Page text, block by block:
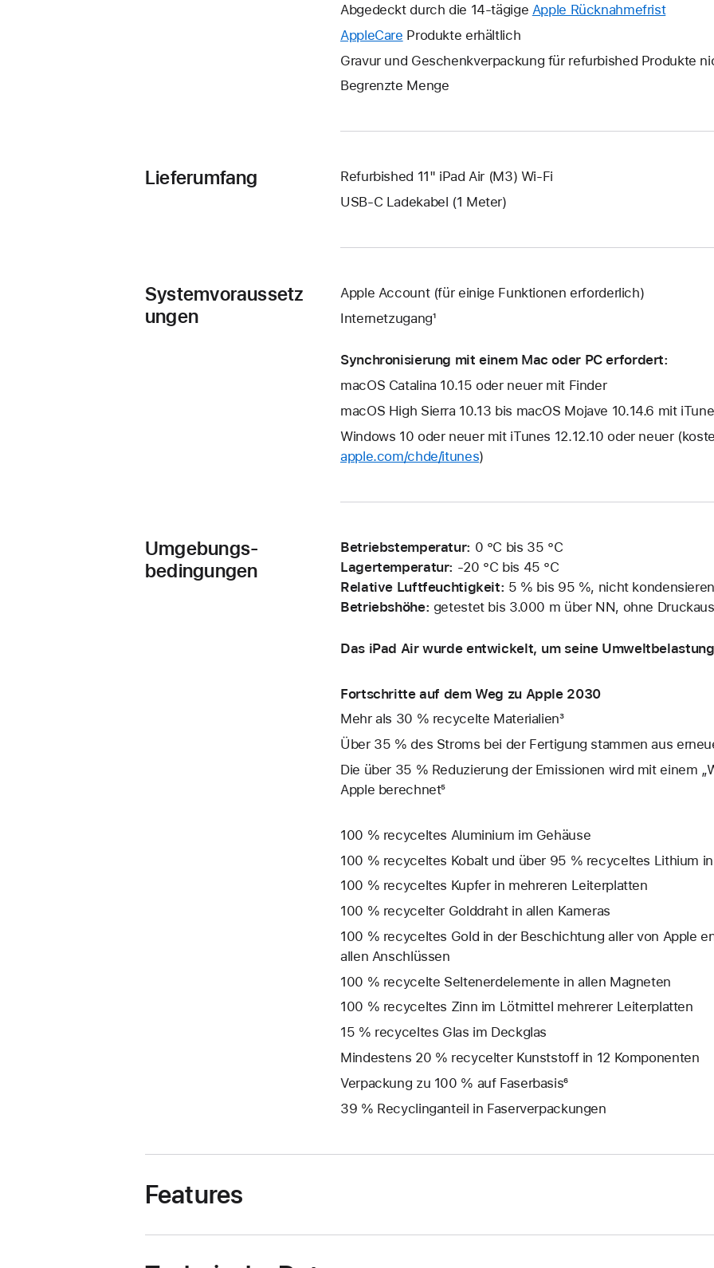
Abgedeckt durch die 14-tägige Apple RücknahmefristEin
wird
AppleCare Ein
neues
wird
Produkte erhältlich
Gravur und Geschenkverpackung für refurbished Produkte
Begrenzte Menge
Lieferumfang
Refurbished 11" iPad Air (M3) Wi-Fi
USB‑C Ladekabel (1 Meter)
Systemvoraussetz
ungen
Apple Account (für einige Funktionen erforderlich)
Internetzugang¹
Synchronisierung mit einem Mac oder PC erfordert:
macOS Catalina 10.15 oder neuer mit Finder
macOS High Sierra 10.13 bis macOS Mojave 10.14.6 mit
Windows 10 oder neuer mit iTunes 12.12.10 oder neuer
apple.com/chde/itunes)
Umgebungs-
bedingungen
Betriebstemperatur: 0 °C bis 35 °C
Lagertemperatur: ‑20 °C bis 45 °C
Relative Luftfeuchtigkeit: 5 % bis 95 %, nicht
Betriebshöhe: getestet bis 3.000 m über NN, ohne
Das iPad Air wurde entwickelt, um seine
Fortschritte auf dem Weg zu Apple 2030
Mehr als 30 % recycelte Materialien³
Über 35 % des Stroms bei der Fertigung stammen aus
Die über 35 % Reduzierung der Emissionen wird mit einem
Apple berechnet⁵
100 % recyceltes Aluminium im Gehäuse
100 % recyceltes Kobalt und über 95 % recyceltes Lithium
100 % recyceltes Kupfer in mehreren Leiterplatten
100 % recycelter Golddraht in allen Kameras
100 % recyceltes Gold in der Beschichtung aller von Apple
allen Anschlüssen
100 % recycelte Seltenerd­elemente in allen Magneten
100 % recyceltes Zinn im Lötmittel mehrerer Leiterplatten
15 % recyceltes Glas im Deckglas
Mindestens 20 % recycelter Kunststoff in 12 Komponenten
Verpackung zu 100 % auf Faserbasis⁶
39 % Recyclinganteil in Faserverpackungen
Features